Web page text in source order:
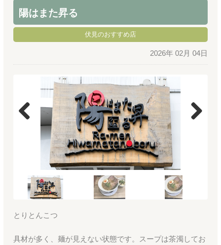
陽はまた昇る
伏見のおすすめ店
2026年 02月 04日
Previous
とりとんこつ
具材が多く、麺が見えない状態です。スープは茶濁してお